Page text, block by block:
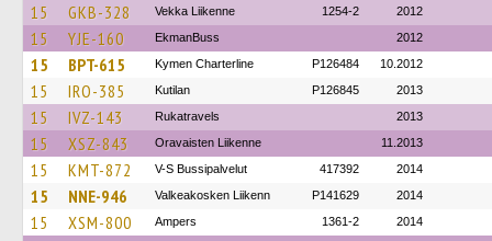
15 GKB-328 Vekka Liikenne 1254-2 2012
15 YJE-160 EkmanBuss 2012
15 BPT-615 Kymen Charterline P126484 10.2012
15 IRO-385 Kutilan P126845 2013
15 IVZ-143 Rukatravels 2013
15 XSZ-843 Oravaisten Liikenne 11.2013
15 KMT-872 V-S Bussipalvelut 417392 2014
15 NNE-946 Valkeakosken Liikenn P141629 2014
15 XSM-800 Ampers 1361-2 2014